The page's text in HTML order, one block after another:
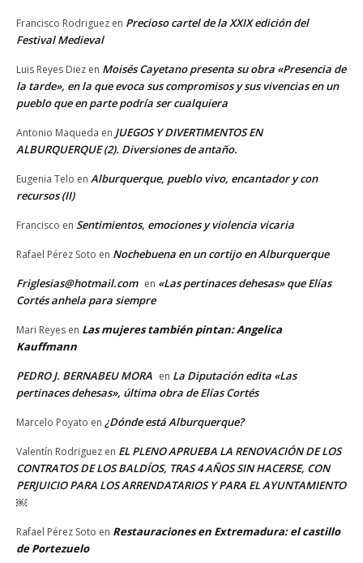
Francisco Rodriguez en Precioso cartel de la XXIX edición del
Festival Medieval
Luis Reyes Diez en Moisés Cayetano presenta su obra «Presencia de
la tarde», en la que evoca sus compromisos y sus vivencias en un
pueblo que en parte podría ser cualquiera
Antonio Maqueda en JUEGOS Y DIVERTIMENTOS EN
ALBURQUERQUE (2). Diversiones de antaño.
Eugenia Telo en Alburquerque, pueblo vivo, encantador y con
recursos (II)
Francisco en Sentimientos, emociones y violencia vicaria
Rafael Pérez Soto en Nochebuena en un cortijo en Alburquerque
Friglesias@hotmail.com en «Las pertinaces dehesas» que Elías
Cortés anhela para siempre
Mari Reyes en Las mujeres también pintan: Angelica
Kauffmann
PEDRO J. BERNABEU MORA en La Diputación edita «Las
pertinaces dehesas», última obra de Elías Cortés
Marcelo Poyato en ¿Dónde está Alburquerque?
Valentín Rodriguez en EL PLENO APRUEBA LA RENOVACIÓN DE LOS
CONTRATOS DE LOS BALDÍOS, TRAS 4 AÑOS SIN HACERSE, CON
PERJUICIO PARA LOS ARRENDATARIOS Y PARA EL AYUNTAMIENTO
￼
Rafael Pérez Soto en Restauraciones en Extremadura: el castillo
de Portezuelo